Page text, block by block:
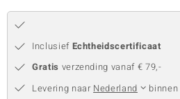
Inclusief Echtheidscertificaat
Gratis verzending vanaf € 79,-
Levering naar Nederland